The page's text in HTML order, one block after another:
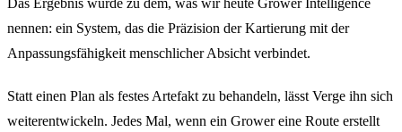
Das Ergebnis wurde zu dem, was wir heute Grower Intelligence
nennen: ein System, das die Präzision der Kartierung mit der
Anpassungsfähigkeit menschlicher Absicht verbindet.
Statt einen Plan als festes Artefakt zu behandeln, lässt Verge ihn sich
weiterentwickeln. Jedes Mal, wenn ein Grower eine Route erstellt